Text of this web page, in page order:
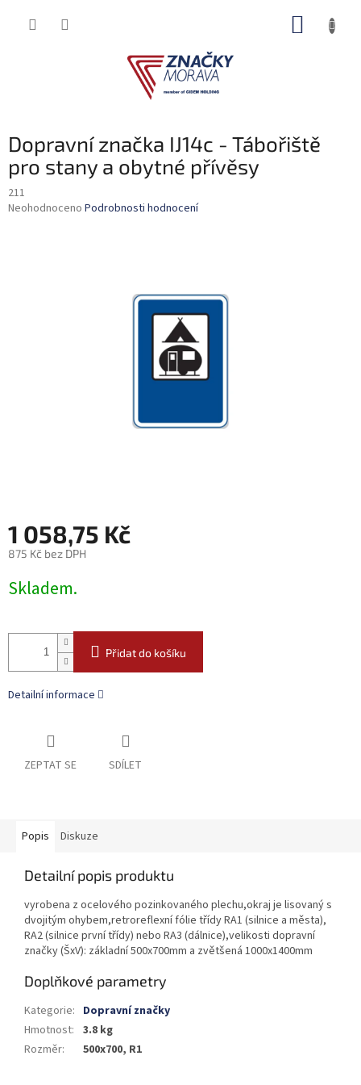
Dopravní značka IJ14c - Tábořiště
pro stany a obytné přívěsy
211
Průměrné
Neohodnoceno Podrobnosti hodnocení
1 058,75 Kč
875 Kč bez DPH
cena:
Skladem.
Přidat do košíku
Detailní informace
ZEPTAT SE SDÍLET
Popis Diskuze
Detailní popis produktu
vyrobena z ocelového pozinkovaného plechu,okraj je lisovaný s
dvojitým ohybem,retroreflexní fólie třídy RA1 (silnice a města),
RA2 (silnice první třídy) nebo RA3 (dálnice),velikosti dopravní
značky (ŠxV): základní 500x700mm a zvětšená 1000x1400mm
Doplňkové parametry
Kategorie: Dopravní značky
Hmotnost: 3.8 kg
Rozměr: 500x700, R1